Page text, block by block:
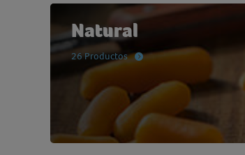
Natural
26 Productos